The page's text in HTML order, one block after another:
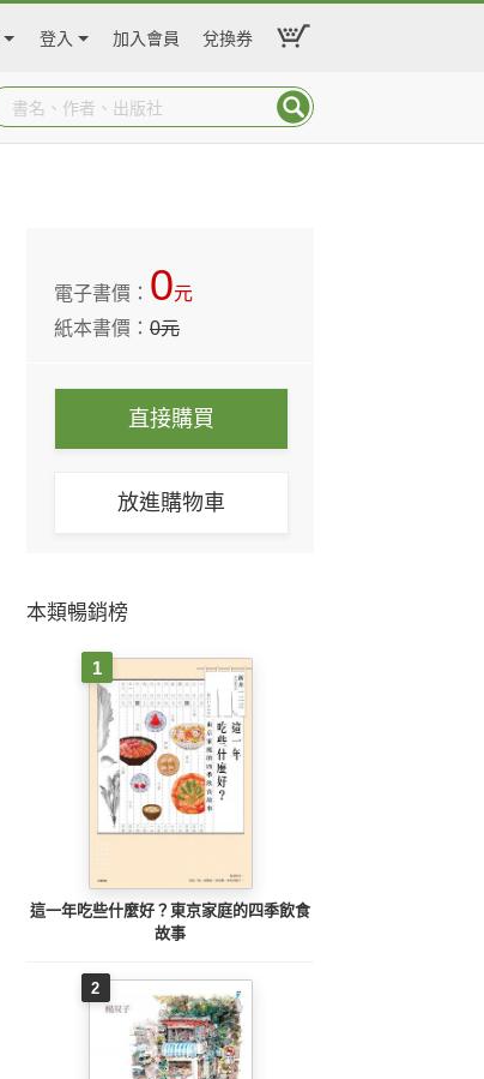
登入 加入會員 兌換券
電子書價： 0元
紙本書價：0元
直接購買
放進購物車
本類暢銷榜
1
這一年吃些什麼好？東京家庭的四季飲食
故事
2